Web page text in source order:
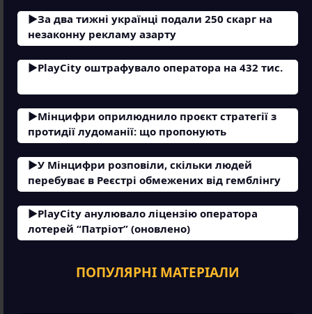
За два тижні українці подали 250 скарг на
незаконну рекламу азарту
PlayCity оштрафувало оператора на 432 тис.
Мінцифри оприлюднило проєкт стратегії з
протидії лудоманії: що пропонують
У Мінцифри розповіли, скільки людей
перебуває в Реєстрі обмежених від гемблінгу
PlayCity анулювало ліцензію оператора
лотерей “Патріот” (оновлено)
ПОПУЛЯРНІ МАТЕРІАЛИ